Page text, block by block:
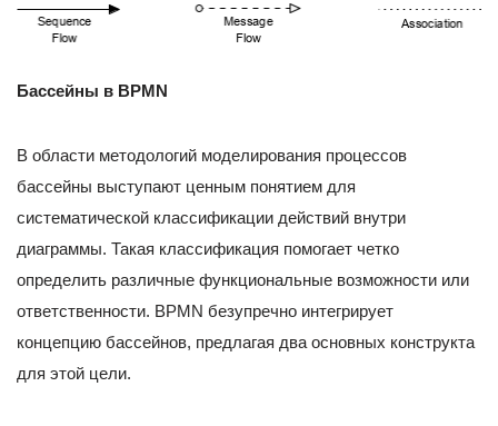
Бассейны в BPMN
В области методологий моделирования процессов
бассейны выступают ценным понятием для
систематической классификации действий внутри
диаграммы. Такая классификация помогает четко
определить различные функциональные возможности или
ответственности. BPMN безупречно интегрирует
концепцию бассейнов, предлагая два основных конструкта
для этой цели.